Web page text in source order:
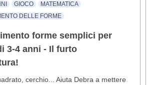
GIOCO
MATEMATICA
DELLE FORME
forme semplici per
3-4 anni - Il furto
cerchio... Aiuta Debra a mettere